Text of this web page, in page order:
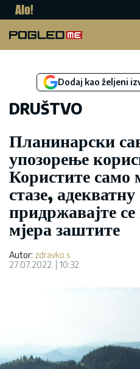
Dodaj kao željeni
DRUŠTVO
Планинарски
упозорење
Користите само
стазе,
придржавајте
мјера заштите
Autor: zdravko.s
27.07.2022.
10:32